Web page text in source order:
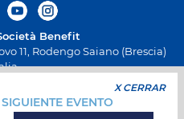
Benefit
11, Rodengo Saiano (Brescia)
12, Passirano (Brescia) Italia
Fax +39 0308900423
01661640175 - Inscripción REA
X CERRAR
SIGUIENTE EVENTO